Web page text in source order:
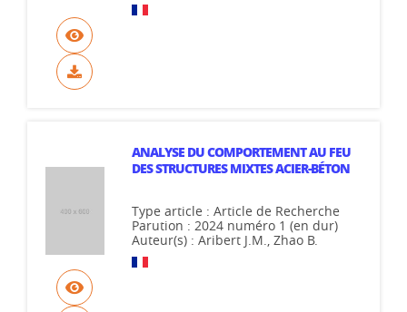
ANALYSE DU COMPORTEMENT AU FEU
DES STRUCTURES MIXTES ACIER-BÉTON
Type article : Article de Recherche
Parution : 2024 numéro 1 (en dur)
Auteur(s) : Aribert J.M., Zhao B.